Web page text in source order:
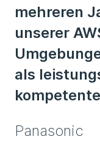
mehreren
unserer
als
Panasonic